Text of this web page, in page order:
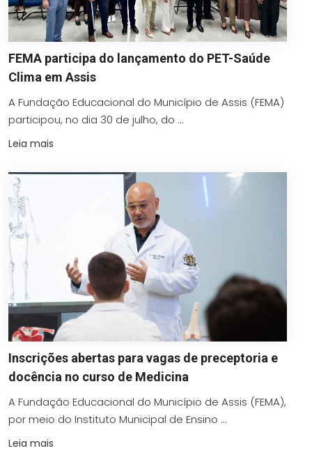
FEMA participa do lançamento do PET-Saúde
Clima em Assis
A Fundação Educacional do Município de Assis (FEMA)
participou, no dia 30 de julho, do ...
Leia mais
Inscrições abertas para vagas de preceptoria e
docência no curso de Medicina
A Fundação Educacional do Município de Assis (FEMA),
por meio do Instituto Municipal de Ensino ...
Leia mais